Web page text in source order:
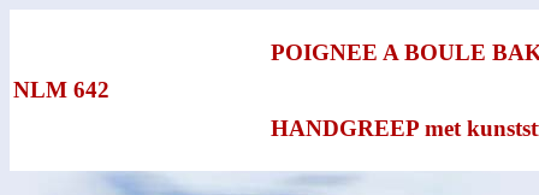
NLM 642
POIGNEE A BOULE
HANDGREEP met